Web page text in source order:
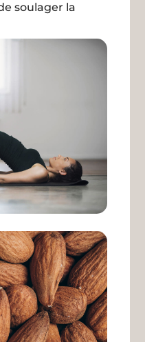
soulager la